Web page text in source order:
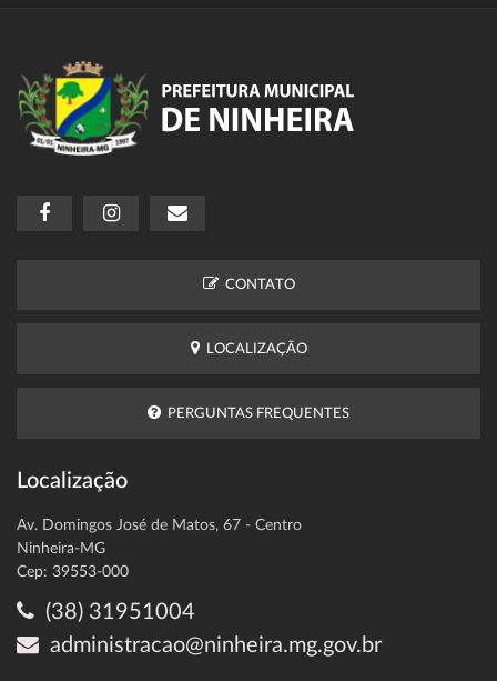
CONTATO
LOCALIZAÇÃO
PERGUNTAS FREQUENTES
Localização
Av. Domingos José de Matos, 67 - Centro
Ninheira-MG
Cep: 39553-000
(38) 31951004
administracao@ninheira.mg.gov.br